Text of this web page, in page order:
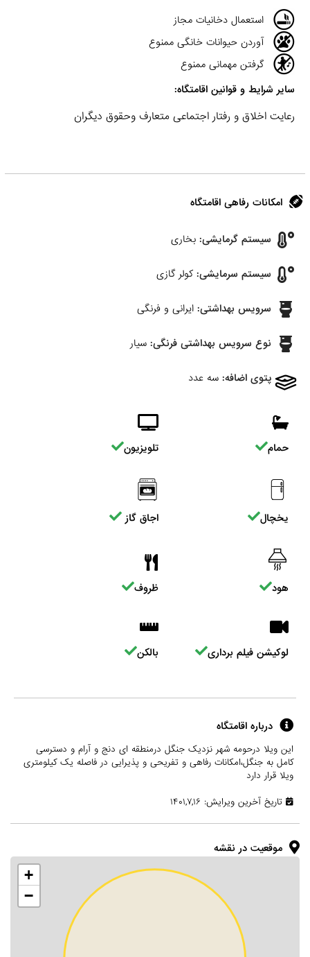
استعمال دخانیات مجاز
آوردن حیوانات خانگی ممنوع
گرفتن مهمانی ممنوع
سایر شرایط و قوانین اقامتگاه:
رعایت اخلاق و رفتار اجتماعی متعارف وحقوق دیگران
امکانات رفاهی اقامتگاه
سیستم گرمایشی: بخاری
سیستم سرمایشی: کولر گازی
سرویس بهداشتی: ایرانی و فرنگی
نوع سرویس بهداشتی فرنگی: سیار
پتوی اضافه: سه عدد
حمام تلویزیون
یخچال اجاق گاز
هود ظروف
لوکیشن فیلم برداری بالکن
درباره اقامتگاه
این ویلا درحومه شهر نزدیک جنگل درمنطقه ای دنج و آرام و دسترسی
کامل به جنگل،امکانات رفاهی و تفریحی و پذیرایی در فاصله یک کیلومتری
ویلا قرار دارد
تاریخ آخرین ویرایش: ۱۴۰۱,۷,۱۶
موقعیت در نقشه
+
−